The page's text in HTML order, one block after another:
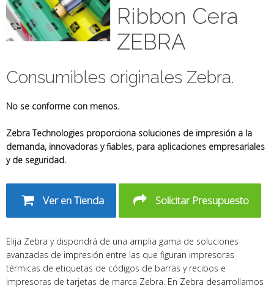
Ribbon Cera
ZEBRA
Consumibles originales Zebra.
No se conforme con menos.
Zebra Technologies proporciona soluciones de impresión a la
demanda, innovadoras y fiables, para aplicaciones empresariales
y de seguridad.
Ver en Tienda Solicitar Presupuesto
Elija Zebra y dispondrá de una amplia gama de soluciones
avanzadas de impresión entre las que figuran impresoras
térmicas de etiquetas de códigos de barras y recibos e
impresoras de tarjetas de marca Zebra. En Zebra desarrollamos